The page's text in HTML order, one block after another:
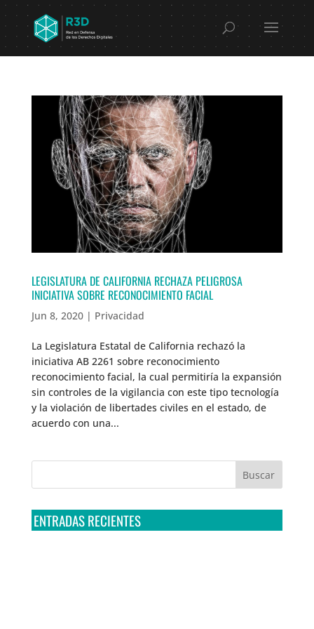
LEGISLATURA DE CALIFORNIA RECHAZA PELIGROSA
INICIATIVA SOBRE RECONOCIMIENTO FACIAL
Jun 8, 2020| Privacidad
La Legislatura Estatal de California rechazó la
iniciativa AB 2261 sobre reconocimiento
reconocimiento facial, la cual permitiría la expansión
sin controles de la vigilancia con este tipo tecnología
y la violación de libertades civiles en el estado, de
acuerdo con una...
ENTRADAS RECIENTES